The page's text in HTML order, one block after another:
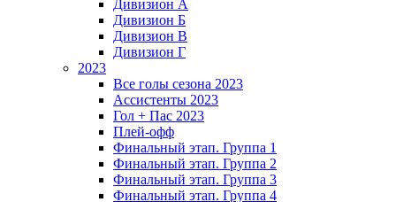
Дивизион A
Дивизион Б
Дивизион В
Дивизион Г
2023
Все голы сезона 2023
Ассистенты 2023
Гол + Пас 2023
Плей-офф
Финальный этап. Группа 1
Финальный этап. Группа 2
Финальный этап. Группа 3
Финальный этап. Группа 4